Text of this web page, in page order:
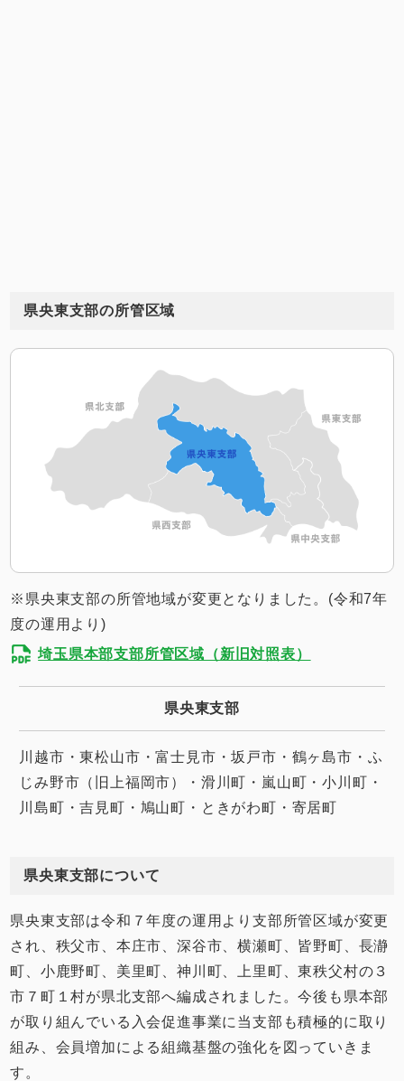
県央東支部の所管区域
※県央東支部の所管地域が変更となりました。(令和7年
度の運用より)
埼玉県本部支部所管区域（新旧対照表）
県央東支部
川越市・東松山市・富士見市・坂戸市・鶴ヶ島市・ふ
じみ野市（旧上福岡市）・滑川町・嵐山町・小川町・
川島町・吉見町・鳩山町・ときがわ町・寄居町
県央東支部について
県央東支部は令和７年度の運用より支部所管区域が変更
され、秩父市、本庄市、深谷市、横瀬町、皆野町、長瀞
町、小鹿野町、美里町、神川町、上里町、東秩父村の３
市７町１村が県北支部へ編成されました。今後も県本部
が取り組んでいる入会促進事業に当支部も積極的に取り
組み、会員増加による組織基盤の強化を図っていきま
す。